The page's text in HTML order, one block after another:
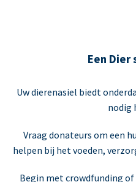
Een Dier
Uw dierenasiel biedt
nodig
Vraag donateurs om een
helpen bij het voeden,
Begin met crowdfunding of